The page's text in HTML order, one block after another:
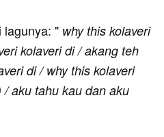
lagunya: " why this kolaveri
kolaveri di / akang teh
di / why this kolaveri
aku tahu kau dan aku